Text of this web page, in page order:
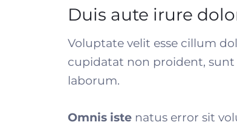
Duis aute irure
Voluptate velit esse cillum
cupidatat non proident,
laborum.
Omnis iste natus error sit